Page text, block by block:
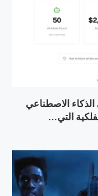
الذكاء الاصطناعي
التي...